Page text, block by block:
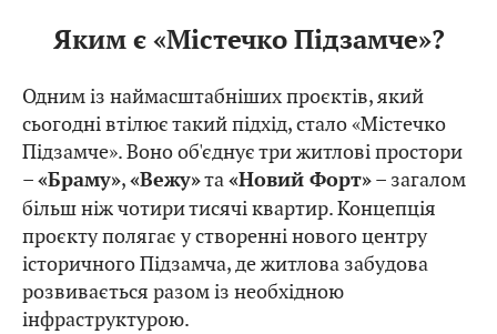
Яким є «Містечко Підзамче»?
Одним із наймасштабніших проєктів, який
сьогодні втілює такий підхід, стало «Містечко
Підзамче». Воно об'єднує три житлові простори
–«Браму»,«Вежу»та«Новий Форт»– загалом
більш ніж чотири тисячі квартир. Концепція
проєкту полягає у створенні нового центру
історичного Підзамча, де житлова забудова
розвивається разом із необхідною
інфраструктурою.